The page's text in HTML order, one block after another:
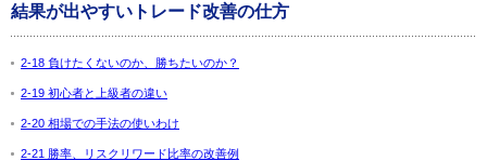
結果が出やすいトレード改善の仕方
2-18 負けたくないのか、勝ちたいのか？
2-19 初心者と上級者の違い
2-20 相場での手法の使いわけ
2-21 勝率、リスクリワード比率の改善例